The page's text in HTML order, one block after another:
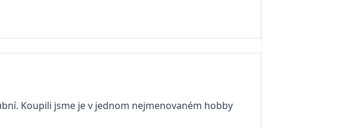
Koupili jsme je v jednom nejmenovaném hobby